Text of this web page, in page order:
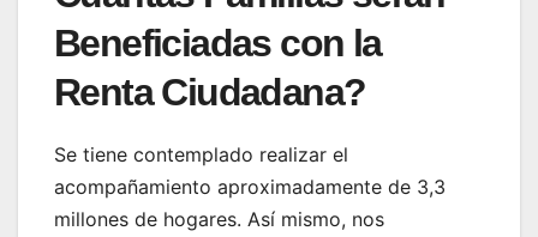
Beneficiadas con la
Renta Ciudadana?
Se tiene contemplado realizar el
acompañamiento aproximadamente de 3,3
millones de hogares. Así mismo, nos